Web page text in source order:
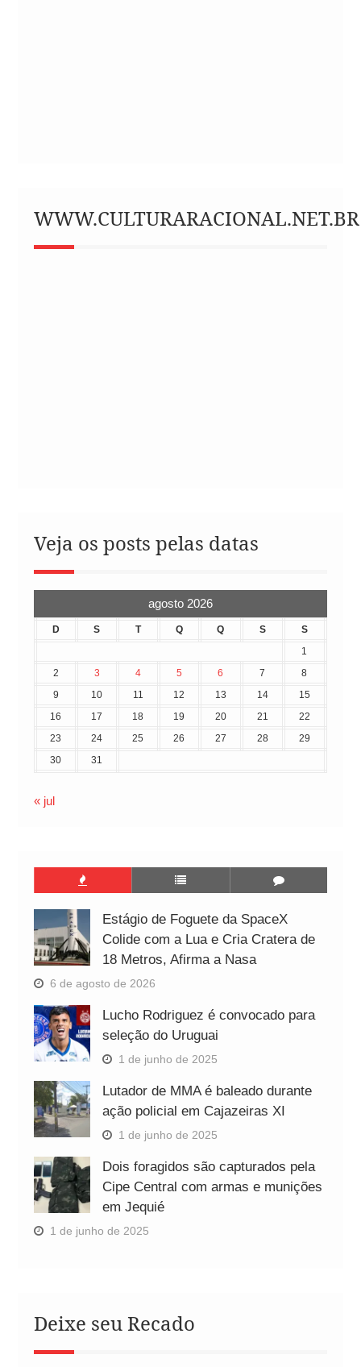
WWW.CULTURARACIONAL.NET.BR
Veja os posts pelas datas
agosto 2026
D S T Q Q S
S
1
2
3 4 5 6 7
8
9
10 11 12 13 14
15
16
17 18 19 20 21
22
23
24 25 26 27 28
29
30
31
« jul
Estágio de Foguete da SpaceX
Colide com a Lua e Cria Cratera de
18 Metros, Afirma a Nasa
6 de agosto de 2026
Lucho Rodriguez é convocado para
seleção do Uruguai
1 de junho de 2025
Lutador de MMA é baleado durante
ação policial em Cajazeiras XI
1 de junho de 2025
Dois foragidos são capturados pela
Cipe Central com armas e munições
em Jequié
1 de junho de 2025
Deixe seu Recado